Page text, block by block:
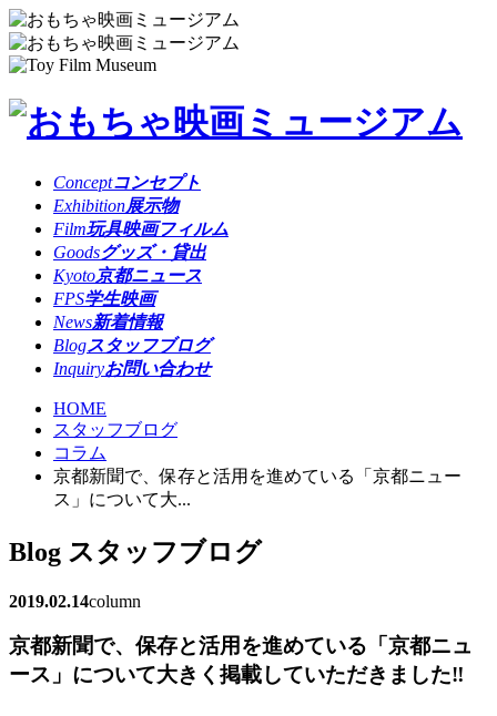
Conceptコンセプト
Exhibition展示物
Film玩具映画フィルム
Goodsグッズ・貸出
Kyoto京都ニュース
FPS学生映画
News新着情報
Blogスタッフブログ
Inquiryお問い合わせ
HOME
スタッフブログ
コラム
京都新聞で、保存と活用を進めている「京都ニュー
ス」について大...
Blog スタッフブログ
2019.02.14column
京都新聞で、保存と活用を進めている「京都ニュ
ース」について大きく掲載していただきました‼